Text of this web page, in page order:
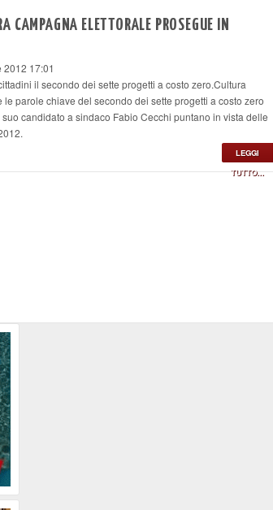
CAMPAGNA ELETTORALE PROSEGUE IN
2012 17:01
il secondo dei sette progetti a costo zero.Cultura
parole chiave del secondo dei sette progetti a costo zero
suo candidato a sindaco Fabio Cecchi puntano in vista delle
LEGGI
TUTTO...